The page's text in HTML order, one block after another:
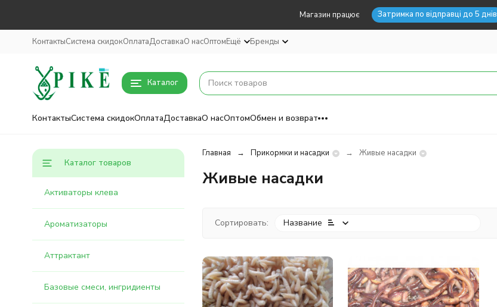
Магазин працює Затримка по відправці до 5 днів
КонтактыСистема скидокОплатаДоставкаО насОптомЕщё Бренды
Каталог
КонтактыСистема скидокОплатаДоставкаО насОптомОбмен и возврат
Главная Прикормки и насадки Живые насадки
Живые насадки
Сортировать: Название
покупателей
Каталог товаров
Активаторы клева
Ароматизаторы
Аттрактант
Базовые смеси, ингридиенты